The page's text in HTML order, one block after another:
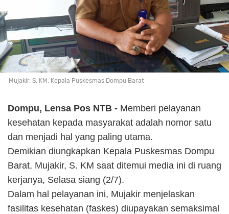
Mujakir, S. KM, Kepala Puskesmas Dompu Barat
Dompu, Lensa Pos NTB - Memberi pelayanan
kesehatan kepada masyarakat adalah nomor satu
dan menjadi hal yang paling utama.
Demikian diungkapkan Kepala Puskesmas Dompu
Barat, Mujakir, S. KM saat ditemui media ini di ruang
kerjanya, Selasa siang (2/7).
Dalam hal pelayanan ini, Mujakir menjelaskan
fasilitas kesehatan (faskes) diupayakan semaksimal